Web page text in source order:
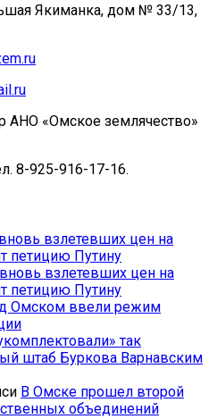
Якиманка, дом № 33/13,
.ru
u
АНО «Омское землячество»
8-925-916-17-16.
взлетевших цен на
петицию Путину
взлетевших цен на
петицию Путину
Омском ввели режим
так
штаб Буркова Варнавским
В Омске прошел второй
объединений